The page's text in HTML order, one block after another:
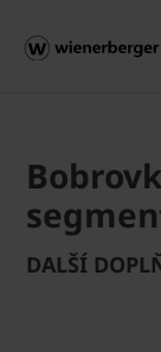
DALŠÍ